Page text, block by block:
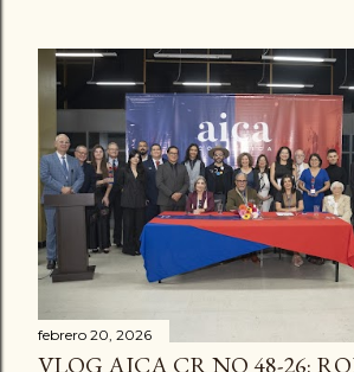
t
r
a
d
a
s
febrero 20, 2026
VLOG AICA CR NO 48-26: